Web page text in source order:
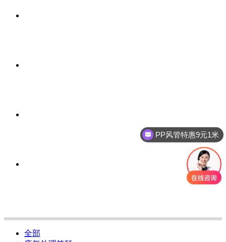
全部
PP风管特惠9元1米